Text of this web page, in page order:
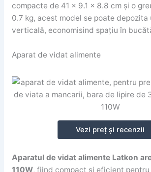
compacte de 41 x 9.1 x 8.8 cm și o
0.7 kg, acest model se poate depozita
verticală, economisind spațiu în
Aparat de vidat alimente
Vezi preț și recenzii
Aparatul de vidat alimente Latkon
110W, fiind compact și eficient